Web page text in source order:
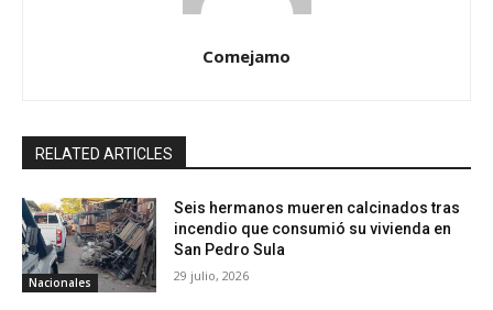
Comejamo
RELATED ARTICLES
Nacionales
Seis hermanos mueren calcinados tras
incendio que consumió su vivienda en
San Pedro Sula
29 julio, 2026